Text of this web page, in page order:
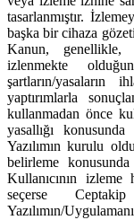
tasarlanmıştır.
başka bir cihaza
Kanun, genellikle,
izlenmekte
şartların/
yaptırımlarla
kullanmadan önce
yasallığı konusunda
Yazılımın kurulu
belirleme
Kullanıcının
seçerse
Yazılımın/